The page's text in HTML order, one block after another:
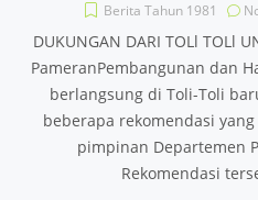
Berita Tahun 1981
DUKUNGAN DARI TOLl TOLl
PameranPembangunan dan
berlangsung di Toli-Toli
beberapa rekomendasi
pimpinan Departemen
Rekomendasi